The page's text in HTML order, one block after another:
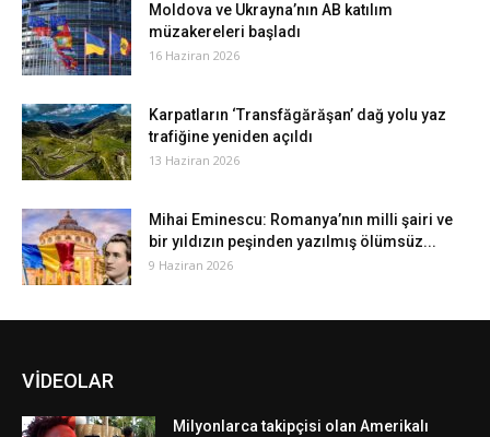
Moldova ve Ukrayna’nın AB katılım
müzakereleri başladı
16 Haziran 2026
Karpatların ‘Transfăgărăşan’ dağ yolu yaz
trafiğine yeniden açıldı
13 Haziran 2026
Mihai Eminescu: Romanya’nın milli şairi ve
bir yıldızın peşinden yazılmış ölümsüz...
9 Haziran 2026
VİDEOLAR
Milyonlarca takipçisi olan Amerikalı